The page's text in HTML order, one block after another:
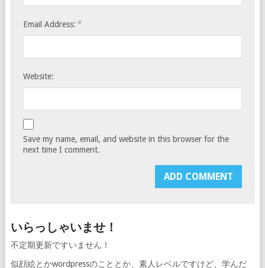
Email Address: *
Website:
Save my name, email, and website in this browser for the
next time I comment.
いらっしゃいませ！
不定期更新ですいません！
似顔絵とかwordpressのこととか、素人レベルですけど、学んだ